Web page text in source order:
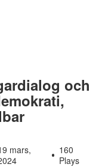
och
mars,
160
Plays